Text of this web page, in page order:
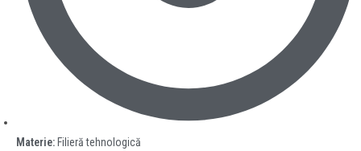
Materie: Filieră tehnologică